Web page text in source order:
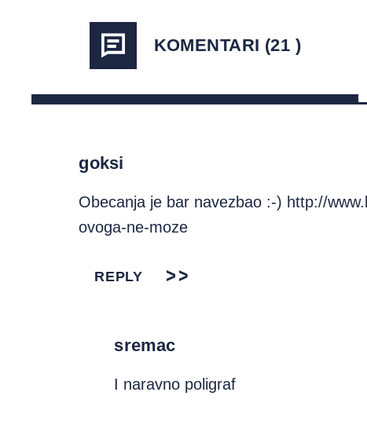
KOMENTARI (21 )
goksi
Obecanja je bar navezbao :-) http://
ovoga-ne-moze
REPLY
sremac
I naravno poligraf